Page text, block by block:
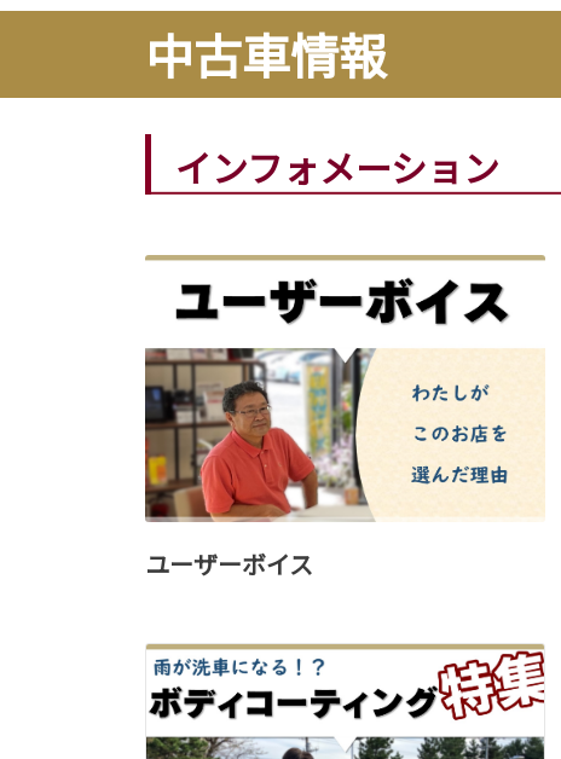
中古車情報
インフォメーション
ユーザーボイス